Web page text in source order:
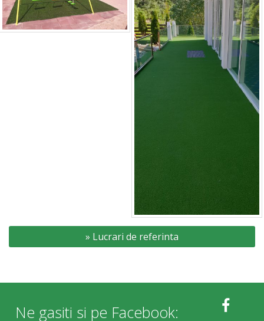
» Lucrari de referinta
Ne gasiti si pe Facebook:
Phone
WhatsApp